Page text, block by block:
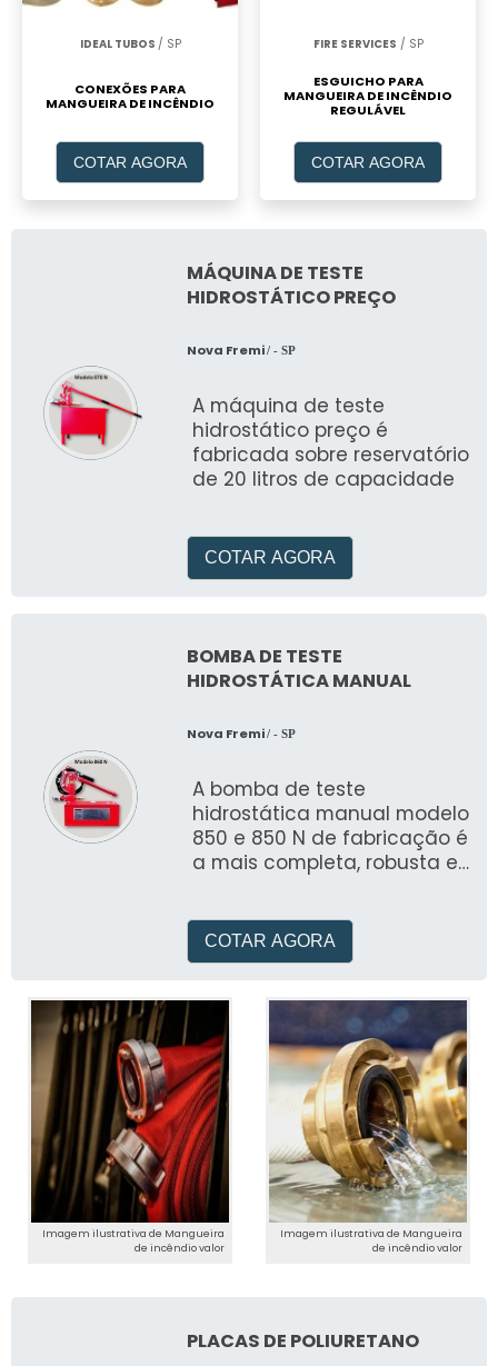
IDEAL TUBOS / SP
CONEXÕES PARA
MANGUEIRA DE INCÊNDIO
COTAR AGORA
FIRE SERVICES / SP
ESGUICHO PARA
MANGUEIRA DE INCÊNDIO
REGULÁVEL
COTAR AGORA
MÁQUINA DE TESTE
HIDROSTÁTICO PREÇO
Nova Fremi/ - SP
A máquina de teste
hidrostático preço é
fabricada sobre reservatório
de 20 litros de capacidade
COTAR AGORA
BOMBA DE TESTE
HIDROSTÁTICA MANUAL
Nova Fremi/ - SP
A bomba de teste
hidrostática manual modelo
850 e 850 N de fabricação é
a mais completa, robusta e
COTAR AGORA
Imagem ilustrativa de Mangueira
de incêndio valor
Imagem ilustrativa de Mangueira
de incêndio valor
PLACAS DE POLIURETANO